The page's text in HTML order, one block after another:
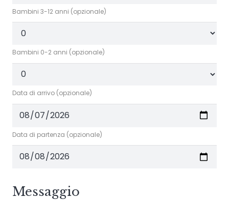
Bambini 3-12 anni (opzionale)
Bambini 0-2 anni (opzionale)
Data di arrivo (opzionale)
Data di partenza (opzionale)
Messaggio